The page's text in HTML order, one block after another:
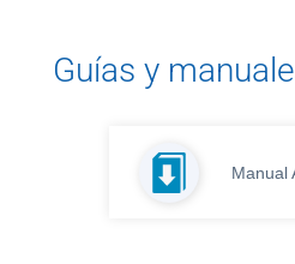
Guías y
Manual